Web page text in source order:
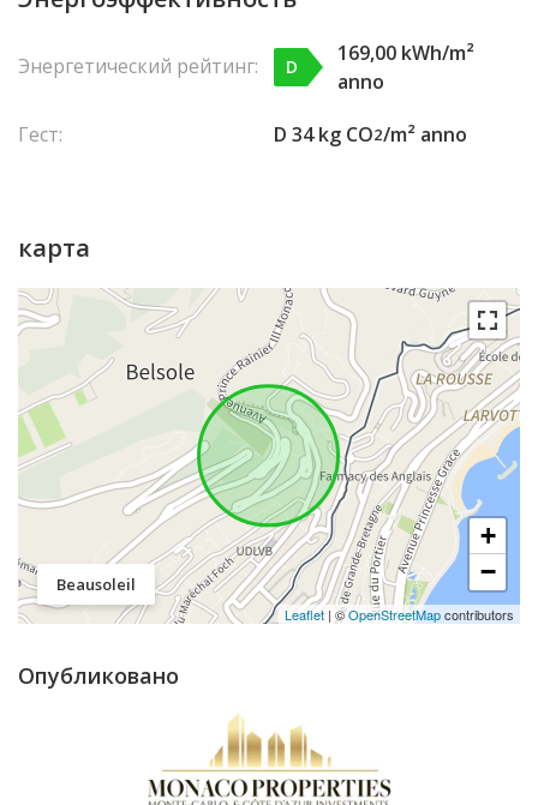
Энергетический рейтинг: D
169,00 kWh/m²
anno
Гест:
D 34 kg CO2/m² anno
карта
Beausoleil
+
−
Leaflet | ©OpenStreetMapcontributors
Опубликовано